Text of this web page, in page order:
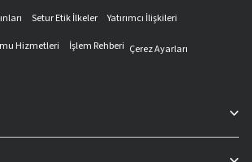
Setur Etik İlkeler
Yatırımcı İlişkileri
Hizmetleri
İşlem Rehberi Çerez Ayarları